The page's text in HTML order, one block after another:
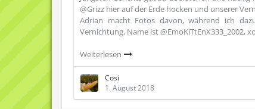
@Grizz hier auf der Erde hocken und unserer
Adrian macht Fotos davon, während ich
Vernichtung, Name ist @EmoKiTtEnX333_2002,
Weiterlesen
Cosi
1. August 2018